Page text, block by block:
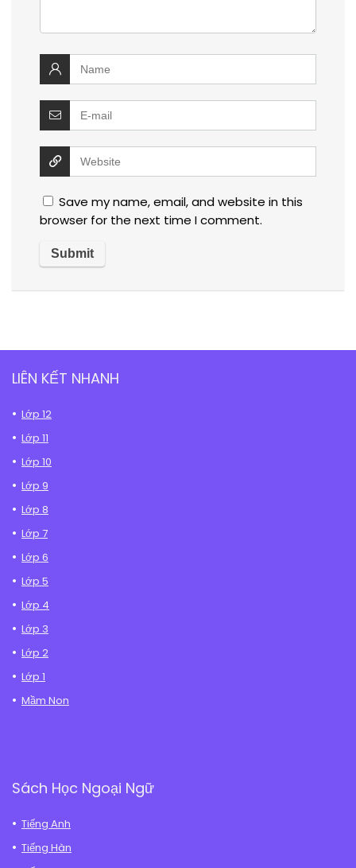
Save my name, email, and website in this
browser for the next time I comment.
LIÊN KẾT NHANH
Lớp 12
Lớp 11
Lớp 10
Lớp 9
Lớp 8
Lớp 7
Lớp 6
Lớp 5
Lớp 4
Lớp 3
Lớp 2
Lớp 1
Mầm Non
Sách Học Ngoại Ngữ
Tiếng Anh
Tiếng Hàn